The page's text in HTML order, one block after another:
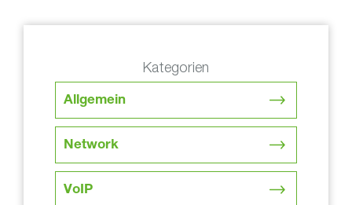
Kategorien
Allgemein
Network
VoIP